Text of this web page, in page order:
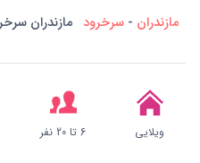
مازندران- سرخرودمازندران
ویلایی 6 تا 20 نفر